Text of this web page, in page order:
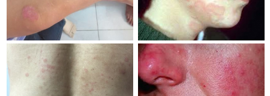
Chẩn Đoán Và Điều Trị Bệnh Amip Ở Não
Bệnh Sán Chó Dấu Hiệu Nhận Biết Và Thời Gian Trị Bệnh
Sán Chó
Trị Bệnh Sán Chó Có Khỏi Bệnh Ngứa Da Không?
TRIỆU CHỨNG GIUN SÁN CHÓ MÈO